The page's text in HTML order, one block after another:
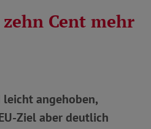
Cent mehr
angehoben,
Ziel aber deutlich